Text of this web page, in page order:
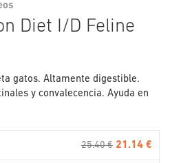
Diet I/D Feline
gatos. Altamente digestible.
y convalecencia. Ayuda en
25.40 € 21.14 €
al
galería